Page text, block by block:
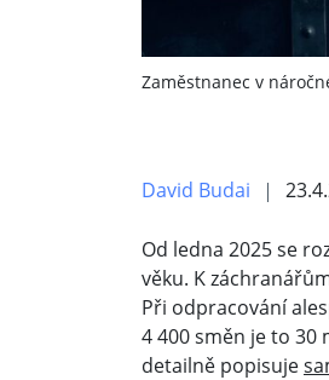
Zaměstnanec v
David Budai
Od ledna 2025 se
věku. K
Při odpracování
4 400 směn je to 30
detailně popisuje